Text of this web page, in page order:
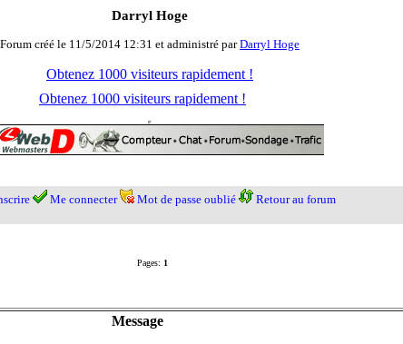
Darryl Hoge
Forum créé le 11/5/2014 12:31 et administré parDarryl Hoge
Obtenez 1000 visiteurs rapidement !
Obtenez 1000 visiteurs rapidement !
Me connecter Mot de passe oublié Retour au forum
Pages: 1
Message